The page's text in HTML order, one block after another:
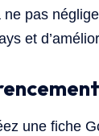
pas
et
une fiche